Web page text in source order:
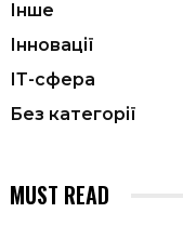
Інше
Інновації
ІТ-сфера
Без категорії
MUST READ